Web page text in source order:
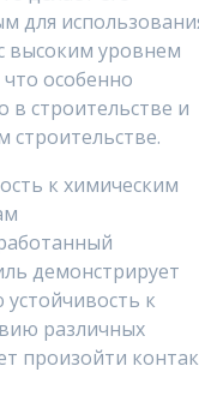
для
высоким уровнем
что особенно
в строительстве и
строительстве.
к химическим
демонстрирует
к
различных
произойти